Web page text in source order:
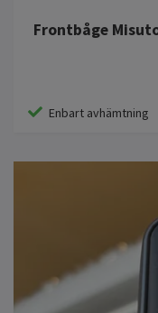
Frontbåge
Enbart avhämtning